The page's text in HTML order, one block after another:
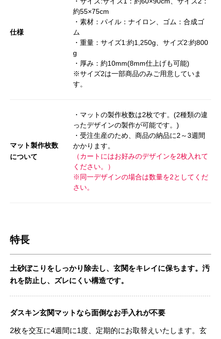
仕様
約55×75cm
・素材：パイル：ナイロン、ゴム：合成ゴ
ム
・重量：サイズ1:約1,250g、サイズ2:約800
g
・厚み：約10mm(8mm仕上げも可能)
※サイズ2は一部商品のみご用意していま
す。
マット製作枚数
について
・マットの製作枚数は2枚です。(2種類の違
ったデザインの製作が可能です。)
・受注生産のため、商品の納品に2～3週間
かかります。
（カートにはお好みのデザインを2枚入れて
ください。）
※同一デザインの場合は数量を2としてくだ
さい。
特長
土砂ぼこりをしっかり除去し、玄関をキレイに保ちます。汚
れを防止し、ズレにくい構造です。
ダスキン玄関マットなら面倒なお手入れが不要
2枚を交互に4週間に1度、定期的にお取替えいたします。玄